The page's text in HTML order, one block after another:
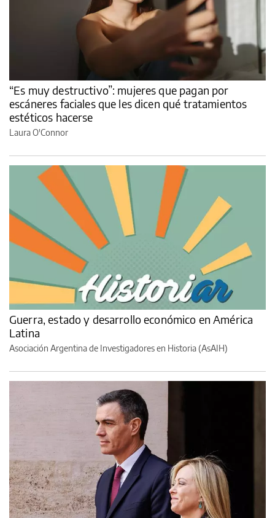
“Es muy destructivo”: mujeres que pagan por
escáneres faciales que les dicen qué tratamientos
estéticos hacerse
Laura O'Connor
Guerra, estado y desarrollo económico en América
Latina
Asociación Argentina de Investigadores en Historia (AsAIH)